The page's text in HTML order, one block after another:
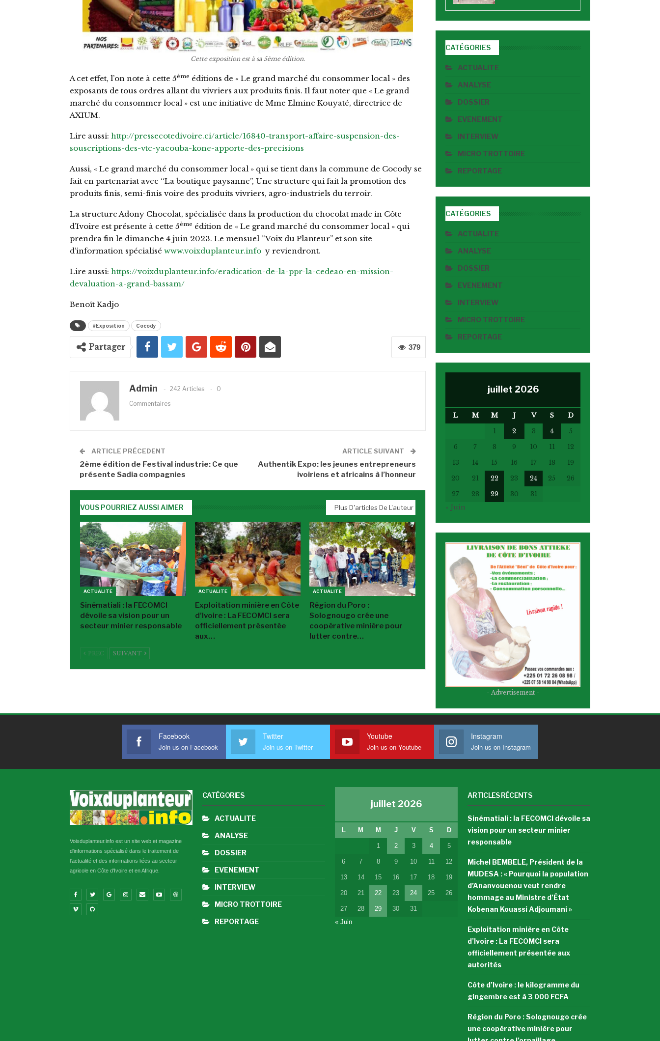
Cette exposition est à sa 5ème édition.
A cet effet, l’on note à cette 5ème éditions de « Le grand marché du consommer local » des
exposants de tous ordres allant du vivriers aux produits finis. Il faut noter que « Le grand
marché du consommer local » est une initiative de Mme Elmine Kouyaté, directrice de
AXIUM.
Lire aussi: http://pressecotedivoire.ci/article/16840-transport-affaire-suspension-des-
souscriptions-des-vtc-yacouba-kone-apporte-des-precisions
Aussi, « Le grand marché du consommer local » qui se tient dans la commune de Cocody se
fait en partenariat avec ‘‘La boutique paysanne’’, Une structure qui fait la promotion des
produits finis, semi-finis voire des produits vivriers, agro-industriels du terroir.
La structure Adony Chocolat, spécialisée dans la production du chocolat made in Côte
d’Ivoire est présente à cette 5ème édition de « Le grand marché du consommer local » qui
prendra fin le dimanche 4 juin 2023. Le mensuel ‘‘Voix du Planteur’’ et son site
d’information spécialisé www.voixduplanteur.info y reviendront.
Lire aussi: https://voixduplanteur.info/eradication-de-la-ppr-la-cedeao-en-mission-
devaluation-a-grand-bassam/
Benoît Kadjo
#Exposition Cocody
379
Partager
Admin 242 Articles
0
Commentaires
ARTICLE PRÉCEDENT
2ème édition de Festival industrie: Ce que
présente Sadia compagnies
ARTICLE SUIVANT
Authentik Expo: les jeunes entrepreneurs
ivoiriens et africains à l’honneur
VOUS POURRIEZ AUSSI AIMER Plus D'articles De L'auteur
ACTUALITE
Sinématiali : la FECOMCI
dévoile sa vision pour un
secteur minier responsable
ACTUALITE
Exploitation minière en Côte
d’Ivoire : La FECOMCI sera
officiellement présentée
aux…
ACTUALITE
Région du Poro :
Solognougo crée une
coopérative minière pour
lutter contre…
PREC SUIVANT
CATÉGORIES
ACTUALITE
ANALYSE
DOSSIER
EVENEMENT
INTERVIEW
MICRO TROTTOIRE
REPORTAGE
CATÉGORIES
ACTUALITE
ANALYSE
DOSSIER
EVENEMENT
INTERVIEW
MICRO TROTTOIRE
REPORTAGE
juillet 2026
L M M J V S
D
1
2 3 4
5
6
7 8 9 10 11
12
13
14 15 16 17 18
19
20
21 22 23 24 25
26
27
28 29 30
31
« Juin
- Advertisement -
Facebook
Join us on Facebook
Twitter
Join us on Twitter
Youtube
Join us on Youtube
Instagram
Join us on Instagram
Voixduplanteur.info est un site web et magazine
d'informations spécialisé dans le traitement de
l'actualité et des informations liées au secteur
agricole en Côte d'Ivoire et en Afrique.
CATÉGORIES
ACTUALITE
ANALYSE
DOSSIER
EVENEMENT
INTERVIEW
MICRO TROTTOIRE
REPORTAGE
juillet 2026
L M M J V S D
1 2 3 4 5
6 7 8 9 10 11 12
13 14 15 16 17 18 19
20 21 22 23 24 25 26
27 28 29 30
31
« Juin
ARTICLES RÉCENTS
Sinématiali : la FECOMCI dévoile sa
vision pour un secteur minier
responsable
Michel BEMBELE, Président de la
MUDESA : « Pourquoi la population
d’Ananvouenou veut rendre
hommage au Ministre d’État
Kobenan Kouassi Adjoumani »
Exploitation minière en Côte
d’Ivoire : La FECOMCI sera
officiellement présentée aux
autorités
Côte d’Ivoire : le kilogramme du
gingembre est à 3 000 FCFA
Région du Poro : Solognougo crée
une coopérative minière pour